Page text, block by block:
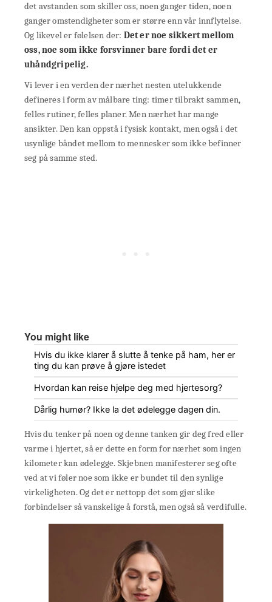
det avstanden som skiller oss, noen ganger tiden, noen
ganger omstendigheter som er større enn vår innflytelse.
Og likevel er følelsen der: Det er noe sikkert mellom
oss, noe som ikke forsvinner bare fordi det er
uhåndgripelig.
Vi lever i en verden der nærhet nesten utelukkende
defineres i form av målbare ting: timer tilbrakt sammen,
felles rutiner, felles planer. Men nærhet har mange
ansikter. Den kan oppstå i fysisk kontakt, men også i det
usynlige båndet mellom to mennesker som ikke befinner
seg på samme sted.
You might like
Hvis du ikke klarer å slutte å tenke på ham, her er
ting du kan prøve å gjøre istedet
Hvordan kan reise hjelpe deg med hjertesorg?
Dårlig humør? Ikke la det ødelegge dagen din.
Hvis du tenker på noen og denne tanken gir deg fred eller
varme i hjertet, så er dette en form for nærhet som ingen
kilometer kan ødelegge. Skjebnen manifesterer seg ofte
ved at vi føler noe som ikke er bundet til den synlige
virkeligheten. Og det er nettopp det som gjør slike
forbindelser så vanskelige å forstå, men også så verdifulle.